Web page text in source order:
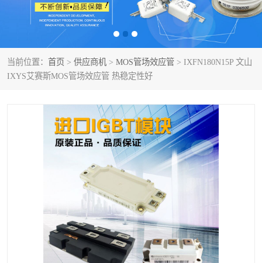
当前位置： 首页 > 供应商机 > MOS管场效应管 > IXFN180N15P 文山
IXYS艾赛斯MOS管场效应管 热稳定性好
快恢复二极管 英飞凌IGBT模块
英飞凌可控硅模块 IXYS艾赛斯可控硅
SEMIKRON西门康IGBT SEMIKRON西门康可控硅
器
MOS管场效应管 晶闸管